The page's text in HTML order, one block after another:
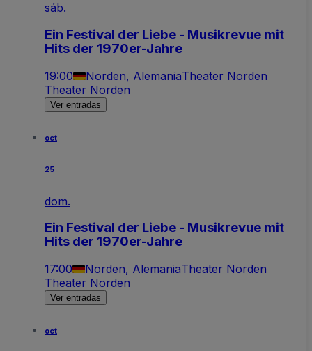
sáb.
Ein Festival der Liebe - Musikrevue mit
Hits der 1970er-Jahre
19:00 Norden, AlemaniaTheater Norden
Theater Norden
Ver entradas
oct
25
dom.
Ein Festival der Liebe - Musikrevue mit
Hits der 1970er-Jahre
17:00 Norden, AlemaniaTheater Norden
Theater Norden
Ver entradas
oct